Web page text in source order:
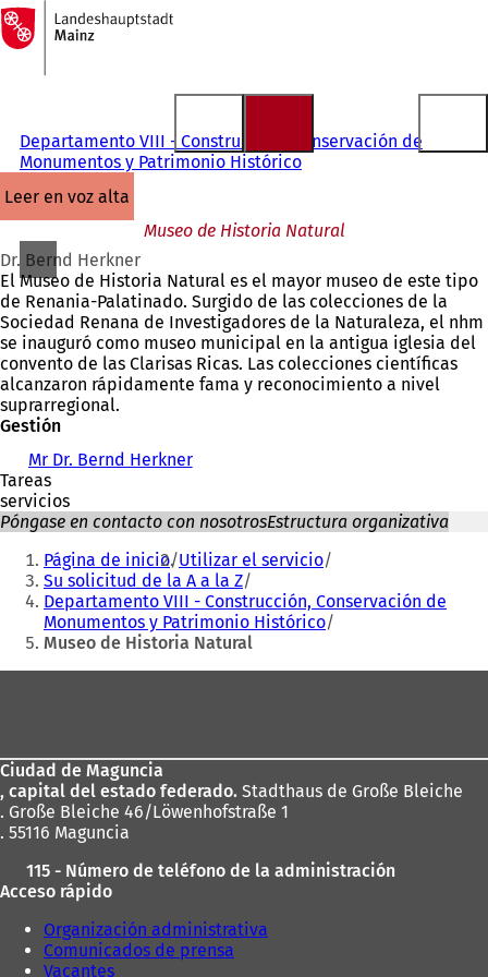
Saltar al contenido
A
la
página
Departamento VIII - Construcción, Conservación de
Monumentos y Patrimonio Histórico
leer en voz alta
Museo de Historia Natural
Dr. Bernd Herkner
El Museo de Historia Natural es el mayor museo de este tipo
de Renania-Palatinado. Surgido de las colecciones de la
Sociedad Renana de Investigadores de la Naturaleza, el nhm
se inauguró como museo municipal en la antigua iglesia del
convento de las Clarisas Ricas. Las colecciones científicas
alcanzaron rápidamente fama y reconocimiento a nivel
suprarregional.
Gestión
Mr Dr. Bernd Herkner
Tareas
servicios
Póngase en contacto con nosotrosEstructura organizativa
Estás
aquí:
Página de inicio Utilizar el servicio
Su solicitud de la A a la Z
Departamento VIII - Construcción, Conservación de
Monumentos y Patrimonio Histórico
Museo de Historia Natural
pies
Ciudad de Maguncia
, capital del estado federado. Stadthaus de Große Bleiche
. Große Bleiche 46/Löwenhofstraße 1
. 55116 Maguncia
115 - Número de teléfono de la administración
Acceso rápido
Organización administrativa
Comunicados de prensa
Vacantes